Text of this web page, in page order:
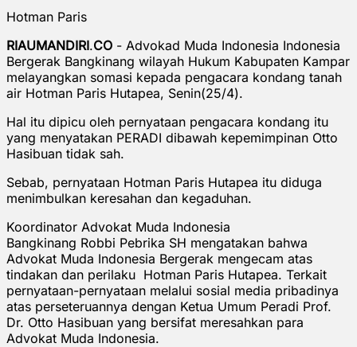
Hotman Paris
RIAUMANDIRI.CO - Advokad Muda Indonesia Indonesia
Bergerak Bangkinang wilayah Hukum Kabupaten Kampar
melayangkan somasi kepada pengacara kondang tanah
air Hotman Paris Hutapea, Senin(25/4).
Hal itu dipicu oleh pernyataan pengacara kondang itu
yang menyatakan PERADI dibawah kepemimpinan Otto
Hasibuan tidak sah.
Sebab, pernyataan Hotman Paris Hutapea itu diduga
menimbulkan keresahan dan kegaduhan.
Koordinator Advokat Muda Indonesia
Bangkinang Robbi Pebrika SH mengatakan bahwa
Advokat Muda Indonesia Bergerak mengecam atas
tindakan dan perilaku Hotman Paris Hutapea. Terkait
pernyataan-pernyataan melalui sosial media pribadinya
atas perseteruannya dengan Ketua Umum Peradi Prof.
Dr. Otto Hasibuan yang bersifat meresahkan para
Advokat Muda Indonesia.